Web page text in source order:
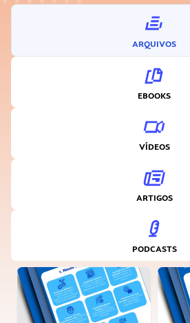
ARQUIVOS
EBOOKS
VÍDEOS
ARTIGOS
PODCASTS